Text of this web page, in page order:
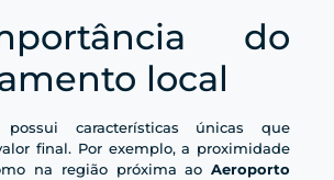
do
local
características únicas que
final. Por exemplo, a proximidade
na região próxima ao Aeroporto